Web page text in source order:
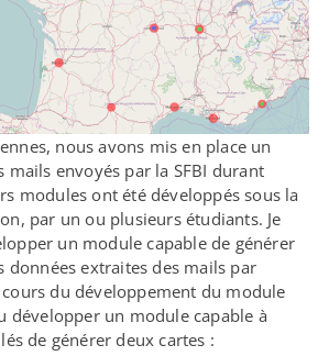
nous avons mis en place un
mails envoyés par la SFBI durant
modules ont été développés sous la
par un ou plusieurs étudiants. Je
un module capable de générer
données extraites des mails par
du développement du module
développer un module capable à
de générer deux cartes :